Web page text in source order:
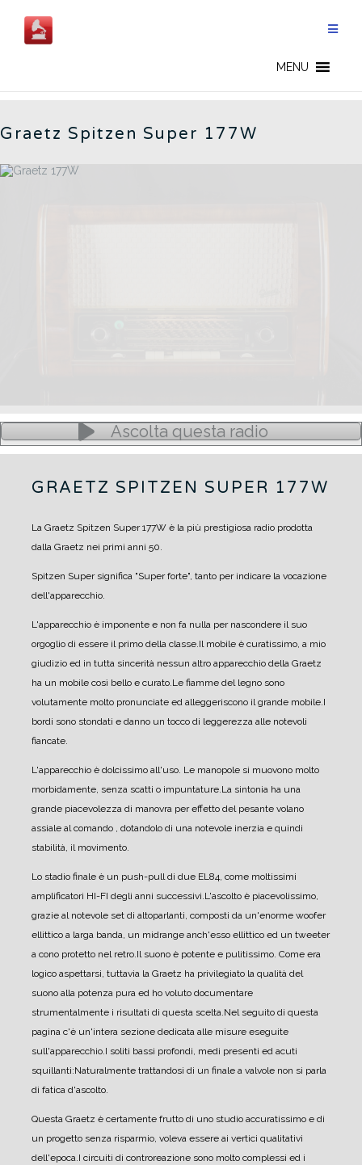
contenuto
MENU
Graetz Spitzen Super 177W
Ascolta questa radio
GRAETZ SPITZEN SUPER 177W
La Graetz Spitzen Super 177W è la più prestigiosa radio prodotta
dalla Graetz nei primi anni 50.
Spitzen Super significa "Super forte", tanto per indicare la vocazione
dell'apparecchio.
L'apparecchio è imponente e non fa nulla per nascondere il suo
orgoglio di essere il primo della classe.Il mobile è curatissimo, a mio
giudizio ed in tutta sincerità nessun altro apparecchio della Graetz
ha un mobile così bello e curato.Le fiamme del legno sono
volutamente molto pronunciate ed alleggeriscono il grande mobile.I
bordi sono stondati e danno un tocco di leggerezza alle notevoli
fiancate.
L'apparecchio è dolcissimo all'uso. Le manopole si muovono molto
morbidamente, senza scatti o impuntature.La sintonia ha una
grande piacevolezza di manovra per effetto del pesante volano
assiale al comando , dotandolo di una notevole inerzia e quindi
stabilità, il movimento.
Lo stadio finale è un push-pull di due EL84, come moltissimi
amplificatori HI-FI degli anni successivi.L'ascolto è piacevolissimo,
grazie al notevole set di altoparlanti, composti da un'enorme woofer
ellittico a larga banda, un midrange anch'esso ellittico ed un tweeter
a cono protetto nel retro.Il suono è potente e pulitissimo. Come era
logico aspettarsi, tuttavia la Graetz ha privilegiato la qualità del
suono alla potenza pura ed ho voluto documentare
strumentalmente i risultati di questa scelta.Nel seguito di questa
pagina c'è un'intera sezione dedicata alle misure eseguite
sull'apparecchio.I soliti bassi profondi, medi presenti ed acuti
squillanti:Naturalmente trattandosi di un finale a valvole non si parla
di fatica d'ascolto.
Questa Graetz è certamente frutto di uno studio accuratissimo e di
un progetto senza risparmio, voleva essere ai vertici qualitativi
dell'epoca.I circuiti di controreazione sono molto complessi ed i